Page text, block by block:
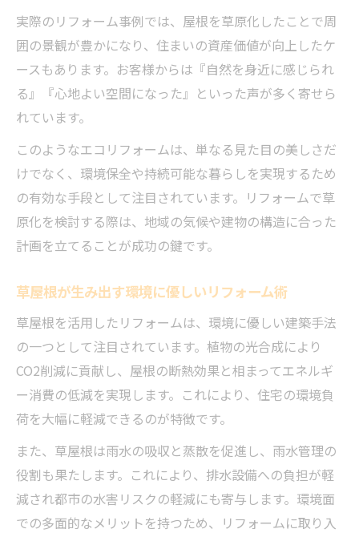
実際のリフォーム事例では、屋根を草原化したことで周
囲の景観が豊かになり、住まいの資産価値が向上したケ
ースもあります。お客様からは『自然を身近に感じられ
る』『心地よい空間になった』といった声が多く寄せら
れています。
このようなエコリフォームは、単なる見た目の美しさだ
けでなく、環境保全や持続可能な暮らしを実現するため
の有効な手段として注目されています。リフォームで草
原化を検討する際は、地域の気候や建物の構造に合った
計画を立てることが成功の鍵です。
草屋根が生み出す環境に優しいリフォーム術
草屋根を活用したリフォームは、環境に優しい建築手法
の一つとして注目されています。植物の光合成により
CO2削減に貢献し、屋根の断熱効果と相まってエネルギ
ー消費の低減を実現します。これにより、住宅の環境負
荷を大幅に軽減できるのが特徴です。
また、草屋根は雨水の吸収と蒸散を促進し、雨水管理の
役割も果たします。これにより、排水設備への負担が軽
減され都市の水害リスクの軽減にも寄与します。環境面
での多面的なメリットを持つため、リフォームに取り入